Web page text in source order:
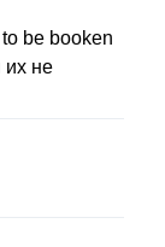
to be booken
их не